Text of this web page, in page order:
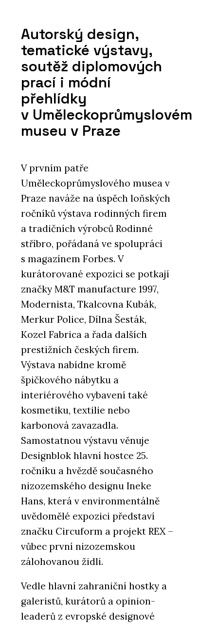
Autorský design,
tematické výstavy,
soutěž diplomových
prací i módní
přehlídky
v Uměleckoprůmyslovém
museu v Praze
V prvním patře
Uměleckoprůmyslového musea v
Praze naváže na úspěch loňských
ročníků výstava rodinných firem
a tradičních výrobců Rodinné
stříbro, pořádaná ve spolupráci
s magazínem Forbes. V
kurátorované expozici se potkají
značky M&T manufacture 1997,
Modernista, Tkalcovna Kubák,
Merkur Police, Dílna Šesták,
Kozel Fabrica a řada dalších
prestižních českých firem.
Výstava nabídne kromě
špičkového nábytku a
interiérového vybavení také
kosmetiku, textilie nebo
karbonová zavazadla.
Samostatnou výstavu věnuje
Designblok hlavní hostce 25.
ročníku a hvězdě současného
nizozemského designu Ineke
Hans, která v environmentálně
uvědomělé expozici představí
značku Circuform a projekt REX –
vůbec první nizozemskou
zálohovanou židli.
Vedle hlavní zahraniční hostky a
galeristů, kurátorů a opinion-
leaderů z evropské designové